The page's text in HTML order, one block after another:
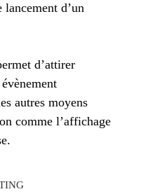
lancement d’un
d’attirer
autres moyens
comme l’affichage